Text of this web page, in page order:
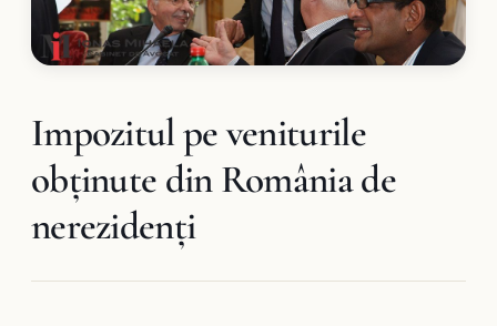
Impozitul pe veniturile
obținute din România de
nerezidenți